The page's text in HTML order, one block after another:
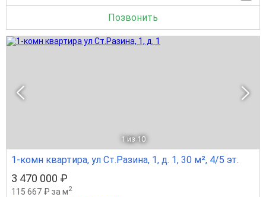
Позвонить
1 из 10
1-комн квартира, ул Ст.Разина, 1, д. 1, 30 м², 4/5 эт.
3 470 000 ₽
115 667 ₽ за м2